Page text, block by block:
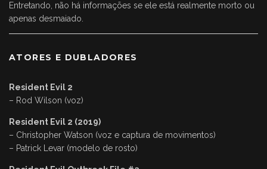
Entretando, não há informações se ele está realmente morto ou
apenas desmaiado.
ATORES E DUBLADORES
Resident Evil 2
– Rod Wilson (voz)
Resident Evil 2 (2019)
– Christopher Watson (voz e captura de movimentos)
– Patrick Levar (modelo de rosto)